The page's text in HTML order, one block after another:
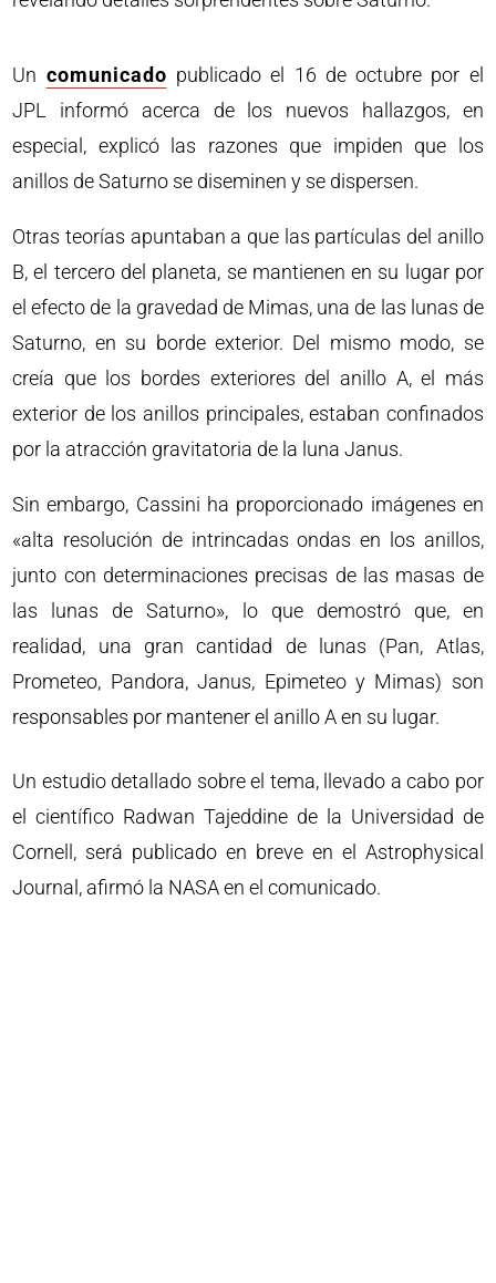
Un comunicado publicado el 16 de octubre por el
JPL informó acerca de los nuevos hallazgos, en
especial, explicó las razones que impiden que los
anillos de Saturno se diseminen y se dispersen.
Otras teorías apuntaban a que las partículas del anillo
B, el tercero del planeta, se mantienen en su lugar por
el efecto de la gravedad de Mimas, una de las lunas de
Saturno, en su borde exterior. Del mismo modo, se
creía que los bordes exteriores del anillo A, el más
exterior de los anillos principales, estaban confinados
por la atracción gravitatoria de la luna Janus.
Sin embargo, Cassini ha proporcionado imágenes en
«alta resolución de intrincadas ondas en los anillos,
junto con determinaciones precisas de las masas de
las lunas de Saturno», lo que demostró que, en
realidad, una gran cantidad de lunas (Pan, Atlas,
Prometeo, Pandora, Janus, Epimeteo y Mimas) son
responsables por mantener el anillo A en su lugar.
Un estudio detallado sobre el tema, llevado a cabo por
el científico Radwan Tajeddine de la Universidad de
Cornell, será publicado en breve en el Astrophysical
Journal, afirmó la NASA en el comunicado.